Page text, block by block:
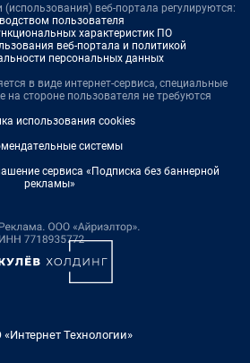
(использования) веб-портала регулируются:
пользователя
характеристик ПО
веб-портала и политикой
персональных данных
в виде интернет-сервиса, специальные
на стороне пользователя не требуются
использования cookies
системы
сервиса «Подписка без баннерной
рекламы»
Технологии»